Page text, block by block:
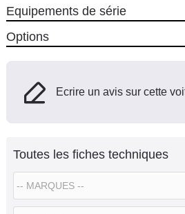
Equipements de série
Options
Ecrire un avis sur cette
Toutes les fiches techniques